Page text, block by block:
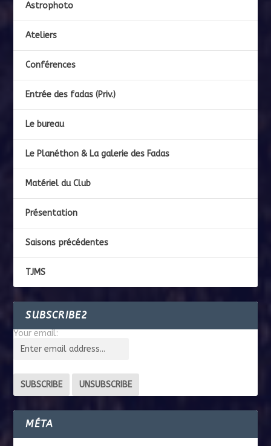
Astrophoto
Ateliers
Conférences
Entrée des fadas (Priv.)
Le bureau
Le Planéthon & La galerie des Fadas
Matériel du Club
Présentation
Saisons précédentes
TJMS
SUBSCRIBE2
Your email:
MÉTA